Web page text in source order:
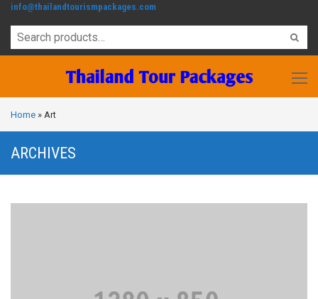
info@thailandtourismpackages.com
Home » Art
ARCHIVES